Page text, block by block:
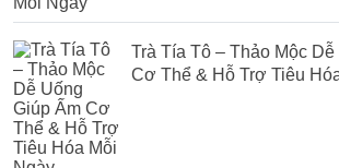
Trà Tía Tô – Thảo Mộc
Cơ Thể & Hỗ Trợ Tiêu